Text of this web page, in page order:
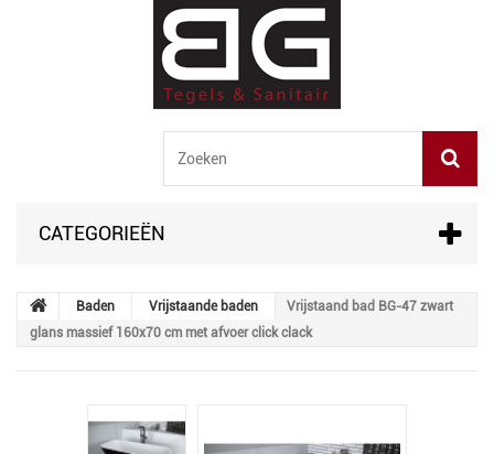
CATEGORIEËN
Baden Vrijstaande baden
Vrijstaand bad BG-47 zwart
glans massief 160x70 cm met afvoer click clack